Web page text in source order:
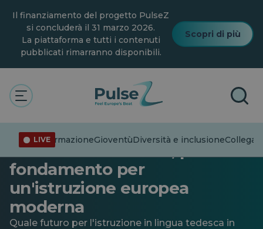
contenuto
principale
Il finanziamento del progetto PulseZ
si concluderà il 31 marzo 2026.
La piattaforma e tutti i contenuti
pubblicati rimarranno disponibili.
Scopri di più
LIVE
DisinformazioneGioventùDiversità e inclusione
L'insegnamento della lingua
tedesca in Romania, possibile
fondamento per
un'istruzione europea
moderna
Quale futuro per l'istruzione in lingua tedesca in